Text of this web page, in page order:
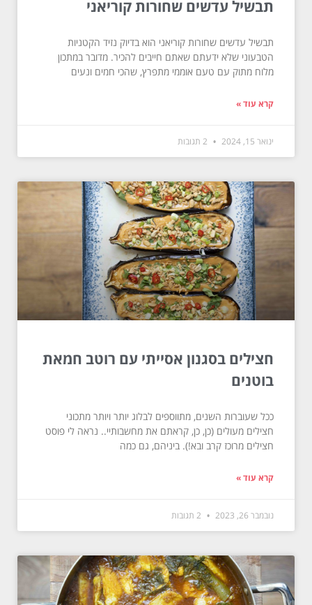
תבשיל עדשים שחורות קוריאני
תבשיל עדשים שחורות קוריאני הוא בדיוק נזיד הקטניות
הטבעוני שלא ידעתם שאתם חייבים להכיר. מדובר במתכון
מלוח מתוק עם טעם אוממי מתפרץ, שהכי חמים ונעים
קרא עוד »
ינואר 15, 2024
חצילים בסגנון אסייתי עם רוטב חמאת
בוטנים
ככל שעוברות השנים, מתווספים לבלוג יותר ויותר מתכוני
חצילים מעולים (כן, כן, קראתם את מחשבותיי.. נראה לי פוסט
חצילים מרוכז קרב ובא!). ביניהם, גם כמה
קרא עוד »
נובמבר 26, 2023